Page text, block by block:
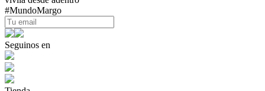
#MundoMargo
Seguinos en